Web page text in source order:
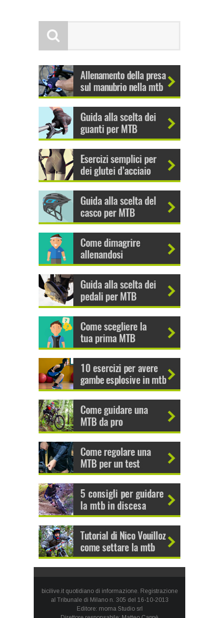
bicilive.it quotidiano di informazione. Registrazione
al Tribunale di Milano n. 305 del 16-10-2013
Editore: moma Studio srl